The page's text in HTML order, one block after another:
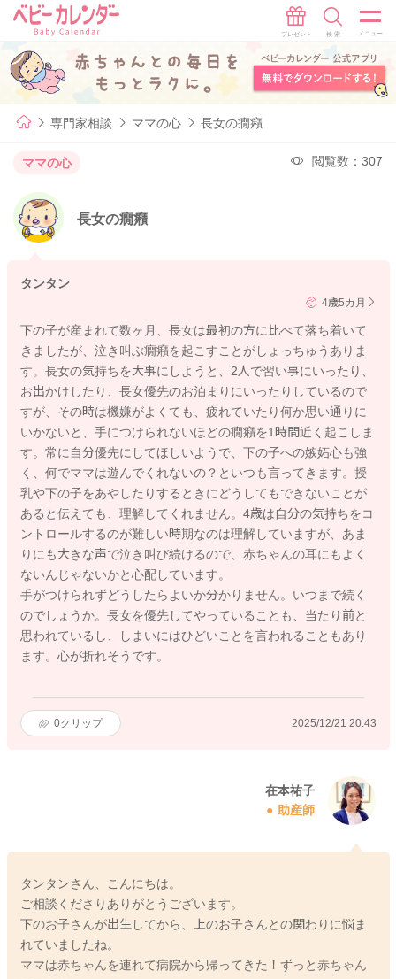
専門家相談 ママの心 長女の癇癪
ママの心 閲覧数：307
長女の癇癪
タンタン
4歳5カ月
下の子が産まれて数ヶ月、長女は最初の方に比べて落ち着いて
きましたが、泣き叫ぶ癇癪を起こすことがしょっちゅうありま
す。長女の気持ちを大事にしようと、2人で習い事にいったり、
お出かけしたり、長女優先のお泊まりにいったりしているので
すが、その時は機嫌がよくても、疲れていたり何か思い通りに
いかないと、手につけられないほどの癇癪を1時間近く起こしま
す。常に自分優先にしてほしいようで、下の子への嫉妬心も強
く、何でママは遊んでくれないの？といつも言ってきます。授
乳や下の子をあやしたりするときにどうしてもできないことが
あると伝えても、理解してくれません。4歳は自分の気持ちをコ
ントロールするのが難しい時期なのは理解していますが、あま
りにも大きな声で泣き叫び続けるので、赤ちゃんの耳にもよく
ないんじゃないかと心配しています。
手がつけられずどうしたらよいか分かりません。いつまで続く
のでしょうか。長女を優先してやっていることも、当たり前と
思われているし、しまいにはひどいことを言われることもあり
ます。心が折れそうです。
0クリップ 2025/12/21 20:43
在本祐子
助産師
タンタンさん、こんにちは。
ご相談くださりありがとうございます。
下のお子さんが出生してから、上のお子さんとの関わりに悩ま
れていましたね。
ママは赤ちゃんを連れて病院から帰ってきた！ずっと赤ちゃん